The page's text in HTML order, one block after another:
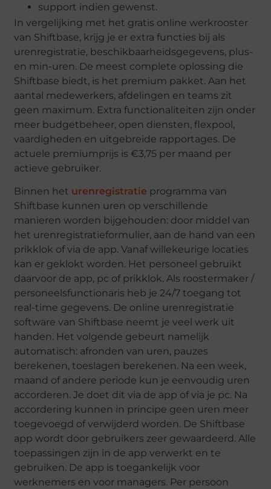
support indien gewenst.
In vergelijking met het gratis online werkrooster
van Shiftbase, krijg je er extra functies bij als
urenregistratie, beschikbaarheidsgegevens, plus-
en min-uren. De meest complete oplossing die
Shiftbase biedt, is het premium pakket. Aan het
aantal medewerkers, afdelingen en teams zit
geen maximum. Extra functionaliteiten zijn onder
meer budgetbeheer, open diensten, flexpool,
vaardigheden en uitgebreide rapportages. De
actuele premiumprijs is €3,75 per maand per
actieve gebruiker.
Binnen het urenregistratie programma van
Shiftbase kunnen uren op verschillende
manieren worden bijgehouden: door middel van
het urenregistratieformulier, aan de hand van een
prikklok of via de app. Vanaf willekeurige locaties
kan er geklokt worden. Het personeel gebruikt
daarvoor de app, pc of prikklok. Als roostermaker /
personeelsfunctionaris heb je 24/7 toegang tot
real-time gegevens. De online urenregistratie
software van Shiftbase neemt je veel werk uit
handen. Het volgende gebeurt namelijk
automatisch: afronden van uren, pauzes
berekenen, toeslagen berekenen. Na een week,
maand of andere periode kun je eenvoudig uren
accorderen. Je doet dit via de app of via je pc. Na
accordering kunnen in principe geen uren meer
toegevoegd of verwijderd worden. De Shiftbase
app wordt door gebruikers zeer gewaardeerd. Alle
toepassingen zijn in de app verwerkt en te
gebruiken. De app is toegankelijk voor
werknemers en voor managers. Per persoon